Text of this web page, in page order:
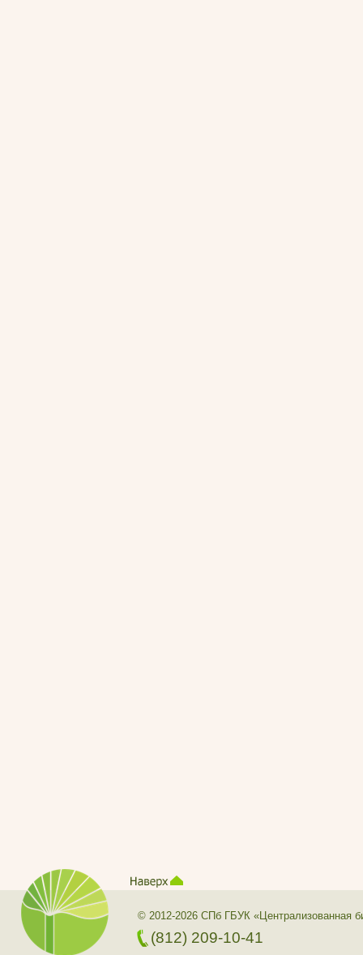
© 2012-2026 СПб ГБУК «Централизованная
(812) 209-10-41